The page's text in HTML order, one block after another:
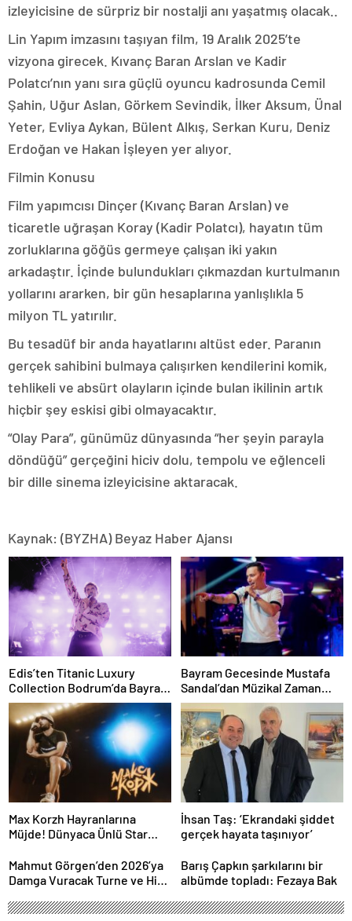
izleyicisine de sürpriz bir nostalji anı yaşatmış olacak..
Lin Yapım imzasını taşıyan film, 19 Aralık 2025’te
vizyona girecek. Kıvanç Baran Arslan ve Kadir
Polatcı’nın yanı sıra güçlü oyuncu kadrosunda Cemil
Şahin, Uğur Aslan, Görkem Sevindik, İlker Aksum, Ünal
Yeter, Evliya Aykan, Bülent Alkış, Serkan Kuru, Deniz
Erdoğan ve Hakan İşleyen yer alıyor.
Filmin Konusu
Film yapımcısı Dinçer (Kıvanç Baran Arslan) ve
ticaretle uğraşan Koray (Kadir Polatcı), hayatın tüm
zorluklarına göğüs germeye çalışan iki yakın
arkadaştır. İçinde bulundukları çıkmazdan kurtulmanın
yollarını ararken, bir gün hesaplarına yanlışlıkla 5
milyon TL yatırılır.
Bu tesadüf bir anda hayatlarını altüst eder. Paranın
gerçek sahibini bulmaya çalışırken kendilerini komik,
tehlikeli ve absürt olayların içinde bulan ikilinin artık
hiçbir şey eskisi gibi olmayacaktır.
“Olay Para”, günümüz dünyasında “her şeyin parayla
döndüğü” gerçeğini hiciv dolu, tempolu ve eğlenceli
bir dille sinema izleyicisine aktaracak.
Kaynak: (BYZHA) Beyaz Haber Ajansı
Edis’ten Titanic Luxury
Collection Bodrum’da Bayram
Gecesine Damga Vuran
Performans
Bayram Gecesinde Mustafa
Sandal’dan Müzikal Zaman
Yolculuğu
Max Korzh Hayranlarına
Müjde! Dünyaca Ünlü Star
Performansla Hayranlarıyla
Buluşuyor
İhsan Taş: ‘Ekrandaki şiddet
gerçek hayata taşınıyor’
Mahmut Görgen’den 2026’ya
Damga Vuracak Turne ve Hit
Barış Çapkın şarkılarını bir
albümde topladı: Fezaya Bak